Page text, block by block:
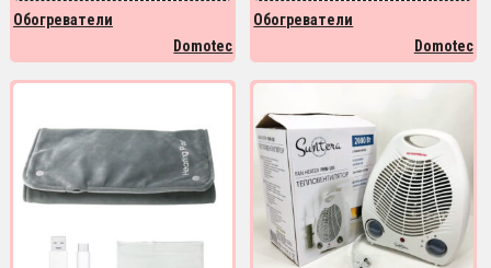
Обогреватели
Domotec
Обогреватели
Domotec